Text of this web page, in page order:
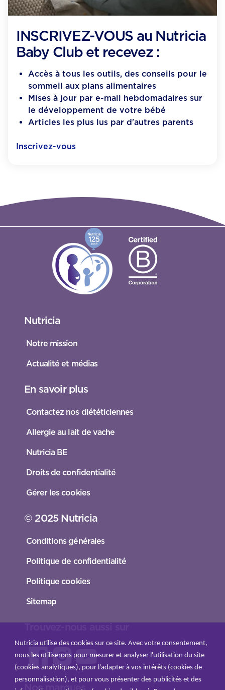
INSCRIVEZ-VOUS au Nutricia
Baby Club et recevez :
Accès à tous les outils, des conseils pour le
sommeil aux plans alimentaires​
Mises à jour par e-mail hebdomadaires sur
le développement de votre bébé​
Articles les plus lus par d'autres parents
Inscrivez-vous
Nutricia
Notre mission
Actualité et médias
En savoir plus
Contactez nos diététiciennes
Allergie au lait de vache
Nutricia BE
Droits de confidentialité
Gérer les cookies
© 2025 Nutricia
Conditions générales
Politique de confidentialité
Politique cookies
Sitemap
Nos marques
Nutricia utilise des cookies sur ce site. Avec votre consentement,
nous les utiliserons pour mesurer et analyser l'utilisation du site
(cookies analytiques), pour l'adapter à vos intérêts (cookies de
personnalisation), et pour vous présenter des publicités et des